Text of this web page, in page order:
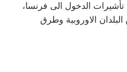
تأشيرات الدخول الى فرنسا،
الاوروبية وطرق